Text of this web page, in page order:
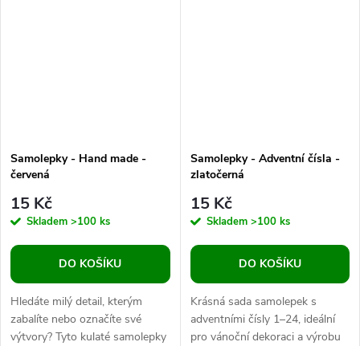
Samolepky - Hand made -
červená
15 Kč
Skladem >100 ks
DO KOŠÍKU
Hledáte milý detail, kterým
zabalíte nebo označíte své
výtvory? Tyto kulaté samolepky
Samolepky - Adventní čísla -
zlatočerná
15 Kč
Skladem >100 ks
DO KOŠÍKU
Krásná sada samolepek s
adventními čísly 1–24, ideální
pro vánoční dekoraci a výrobu